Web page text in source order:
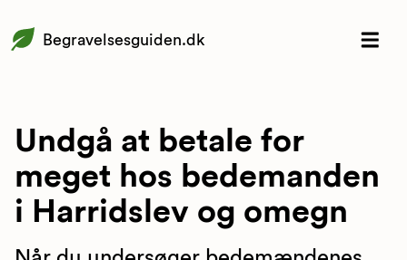
Begravelsesguiden.dk
Undgå at betale for
meget hos bedemanden
i Harridslev og omegn